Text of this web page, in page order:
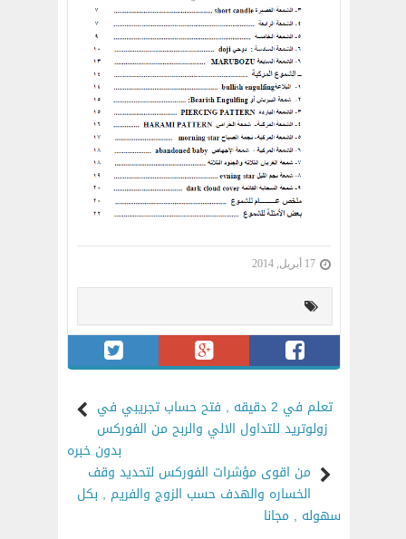
17 أبريل, 2014
تعلم في 2 دقيقه , فتح حساب تجريبي في
زولوتريد للتداول الالي والربح من الفوركس
بدون خبره
من اقوى مؤشرات الفوركس لتحديد وقف
الخساره والهدف حسب الزوج والفريم , بكل
سهوله , مجانا